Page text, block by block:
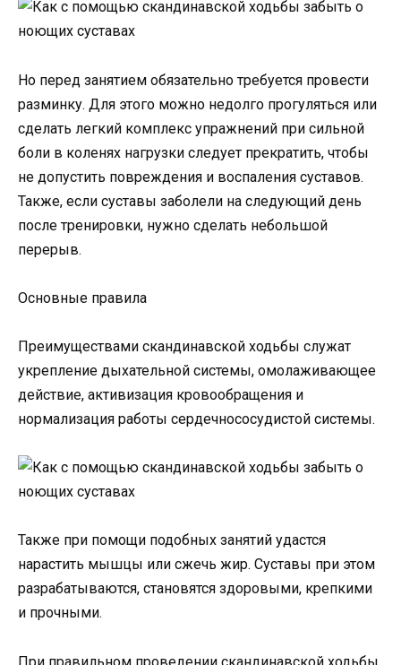
Но перед занятием обязательно требуется провести
разминку. Для этого можно недолго прогуляться или
сделать легкий комплекс упражнений при сильной
боли в коленях нагрузки следует прекратить, чтобы
не допустить повреждения и воспаления суставов.
Также, если суставы заболели на следующий день
после тренировки, нужно сделать небольшой
перерыв.
Основные правила
Преимуществами скандинавской ходьбы служат
укрепление дыхательной системы, омолаживающее
действие, активизация кровообращения и
нормализация работы сердечнососудистой системы.
Также при помощи подобных занятий удастся
нарастить мышцы или сжечь жир. Суставы при этом
разрабатываются, становятся здоровыми, крепкими
и прочными.
При правильном проведении скандинавской ходьбы